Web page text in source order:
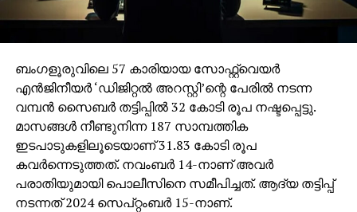
ബംഗളൂരുവിലെ 57 കാരിയായ സോഫ്റ്റ്വെയര്‍
എന്‍ജിനീയര്‍ ‘ഡിജിറ്റല്‍ അറസ്റ്റി’ന്റെ പേരില്‍ നടന്ന
വമ്പന്‍ സൈബര്‍ തട്ടിപ്പില്‍ 32 കോടി രൂപ നഷ്ടപ്പെട്ടു.
മാസങ്ങള്‍ നീണ്ടുനിന്ന 187 സാമ്പത്തിക
ഇടപാടുകളിലൂടെയാണ് 31.83 കോടി രൂപ
കവര്‍ന്നെടുത്തത്. നവംബര്‍ 14-നാണ് അവര്‍
പരാതിയുമായി പൊലീസിനെ സമീപിച്ചത്. ആദ്യ തട്ടിപ്പ്
നടന്നത് 2024 സെപ്റ്റംബര്‍ 15-നാണ്.